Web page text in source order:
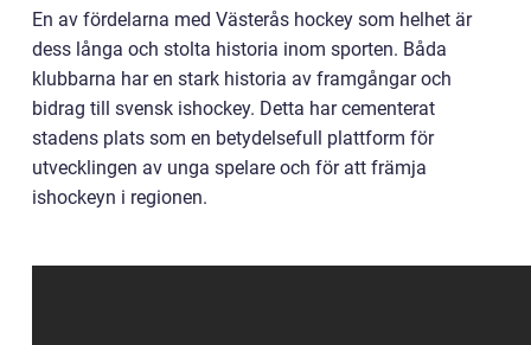
En av fördelarna med Västerås hockey som helhet är
dess långa och stolta historia inom sporten. Båda
klubbarna har en stark historia av framgångar och
bidrag till svensk ishockey. Detta har cementerat
stadens plats som en betydelsefull plattform för
utvecklingen av unga spelare och för att främja
ishockeyn i regionen.